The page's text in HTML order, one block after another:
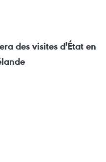
des visites d'État en